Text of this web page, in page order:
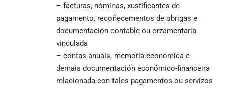
– facturas, nóminas, xustificantes de
pagamento, recoñecementos de obrigas e
documentación contable ou orzamentaria
vinculada
– contas anuais, memoria económica e
demais documentación económico-financeira
relacionada con tales pagamentos ou servizos